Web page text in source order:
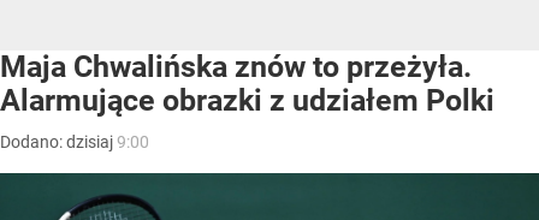
Maja Chwalińska znów to przeżyła.
Alarmujące obrazki z udziałem Polki
Dodano:dzisiaj9:00